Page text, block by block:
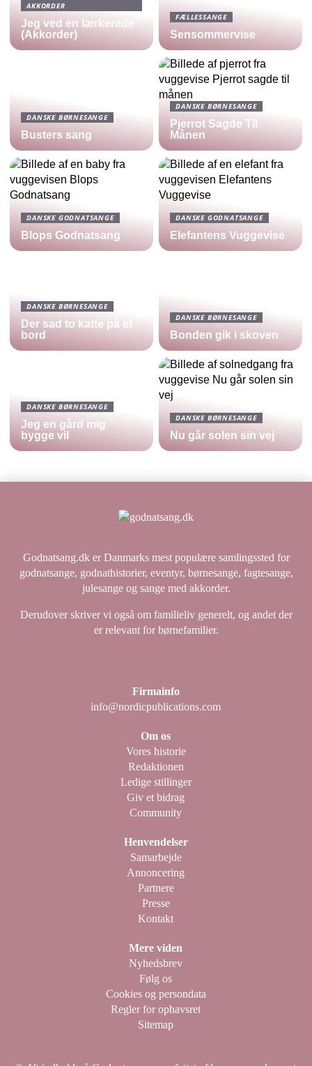
AKKORDER
Jeg ved en lærkerede
(Akkorder)
FÆLLESSANGE
Sensommervise
DANSKE BØRNESANGE
Busters sang
DANSKE BØRNESANGE
Pjerrot Sagde Til
Månen
DANSKE GODNATSANGE
Blops Godnatsang
DANSKE GODNATSANGE
Elefantens Vuggevise
DANSKE BØRNESANGE
Der sad to katte på et
bord
DANSKE BØRNESANGE
Bonden gik i skoven
DANSKE BØRNESANGE
Jeg en gård mig
bygge vil
DANSKE BØRNESANGE
Nu går solen sin vej
Godnatsang.dk er Danmarks mest populære samlingssted for
godnatsange, godnathistorier, eventyr, børnesange, fagtesange,
julesange og sange med akkorder.
Derudover skriver vi også om familieliv generelt, og andet der
er relevant for børnefamilier.
Firmainfo
info@nordicpublications.com
Om os
Vores historie
Redaktionen
Ledige stillinger
Giv et bidrag
Community
Henvendelser
Samarbejde
Annoncering
Partnere
Presse
Kontakt
Mere viden
Nyhedsbrev
Følg os
Cookies og persondata
Regler for ophavsret
Sitemap